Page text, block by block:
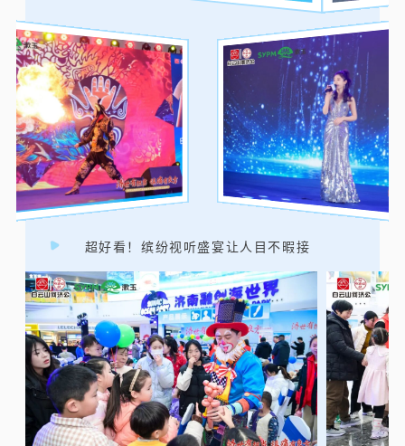
超好看！缤纷视听盛宴让人目不暇接